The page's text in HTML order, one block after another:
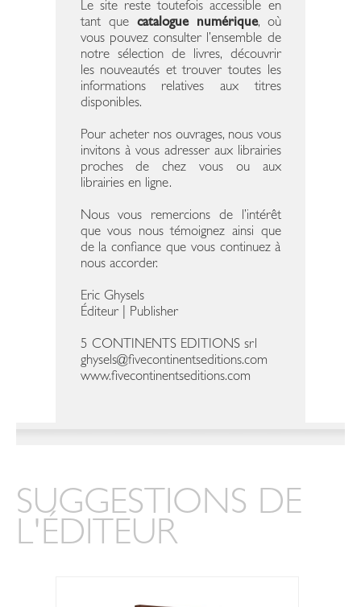
Le site reste toutefois accessible en
tant que catalogue numérique, où
vous pouvez consulter l’ensemble de
notre sélection de livres, découvrir
les nouveautés et trouver toutes les
informations relatives aux titres
disponibles.
Pour acheter nos ouvrages, nous vous
invitons à vous adresser aux librairies
proches de chez vous ou aux
librairies en ligne.
Nous vous remercions de l’intérêt
que vous nous témoignez ainsi que
de la confiance que vous continuez à
nous accorder.
Eric Ghysels
Éditeur | Publisher
5 CONTINENTS EDITIONS srl
ghysels@fivecontinentseditions.com
www.fivecontinentseditions.com
SUGGESTIONS DE
L'ÉDITEUR